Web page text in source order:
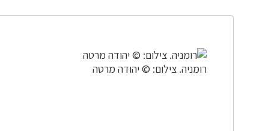
רומניה. צילום: © יהודה מרטה